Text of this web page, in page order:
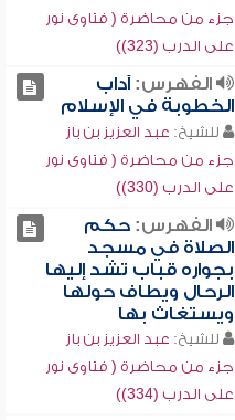
جزء من محاضرة ( فتاوى نور
على الدرب (323))
الفهرس:آداب
الخطوبة في الإسلام
للشيخ: عبد العزيز بن باز
جزء من محاضرة ( فتاوى نور
على الدرب (330))
الفهرس:حكم
الصلاة في مسجد
بجواره قباب تشد إليها
الرحال ويطاف حولها
ويستغاث بها
للشيخ: عبد العزيز بن باز
جزء من محاضرة ( فتاوى نور
على الدرب (334))